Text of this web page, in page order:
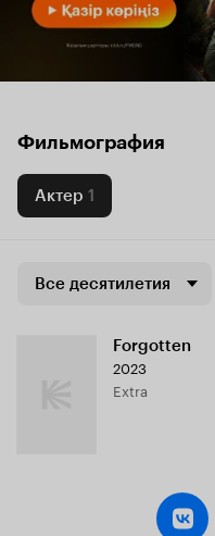
Фильмография
Актер 1
Все десятилетия
Forgotten
2023
Extra